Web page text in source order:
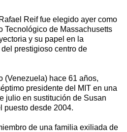
Reif fue elegido ayer como
Tecnológico de Massachusetts
y su papel en la
prestigioso centro de
(Venezuela) hace 61 años,
presidente del MIT en una
julio en sustitución de Susan
puesto desde 2004.
de una familia exiliada de